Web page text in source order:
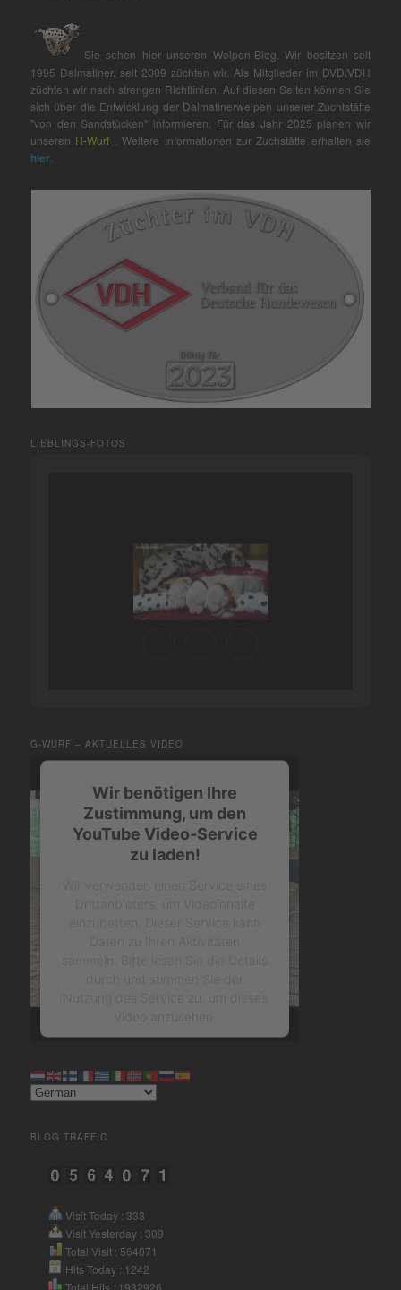
Sie sehen hier unseren Welpen-Blog. Wir besitzen seit
1995 Dalmatiner, seit 2009 züchten wir. Als Mitglieder im DVD/VDH
züchten wir nach strengen Richtlinien. Auf diesen Seiten können Sie
sich über die Entwicklung der Dalmatinerwelpen unserer Zuchtstätte
"von den Sandstücken" informieren. Für das Jahr 2025 planen wir
unseren H-Wurf . Weitere Informationen zur Zuchstätte erhalten sie
hier
LIEBLINGS-FOTOS
G-WURF – AKTUELLES VIDEO
Wir benötigen Ihre
Zustimmung, um den
YouTube Video-Service
zu laden!
Mehr Informationen
Consent Management Platform
eRecht24
BLOG TRAFFIC
Visit Today : 333
Visit Yesterday : 309
Total Visit : 564071
Hits Today : 1242
Total Hits : 1932926